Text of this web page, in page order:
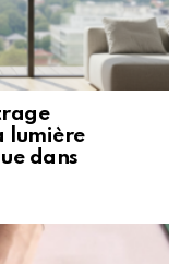
lumière
dans